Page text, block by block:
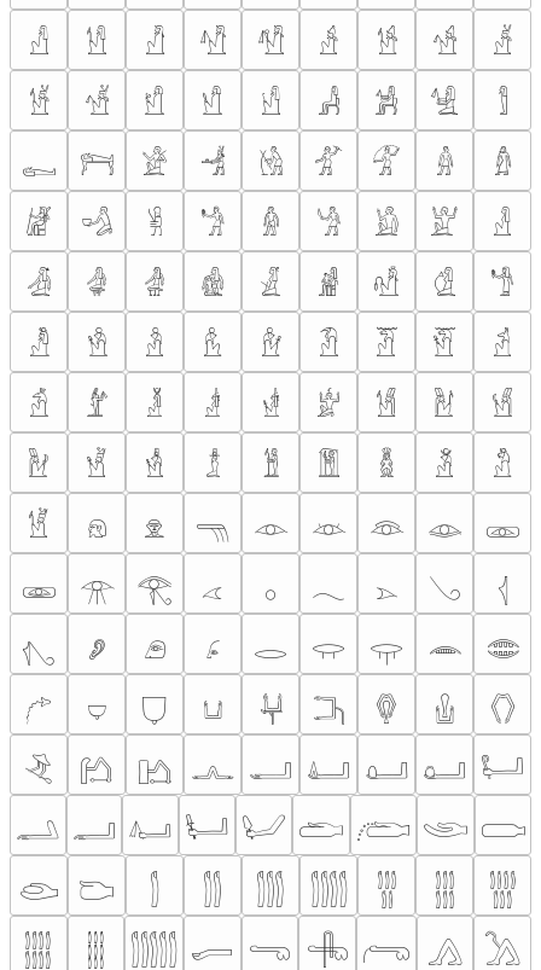
𓀭
𓀮 𓀯 𓀰 𓀱 𓀲 𓀳 𓀴
𓀵
𓀶
𓀷 𓀸 𓀹 𓀺 𓀻 𓀼 𓀽
𓀾
𓀿
𓁀 𓁁 𓁂 𓁃 𓁄 𓁅 𓁆
𓁇
𓁈
𓁉 𓁊 𓁋 𓁌 𓁍 𓁎 𓁏
𓁐
𓁑
𓁒 𓁓 𓁔 𓁕 𓁖 𓁗 𓁘
𓁙
𓁚
𓁛 𓁜 𓁝 𓁞 𓁟 𓁠 𓁡
𓁢
𓁣
𓁤 𓁥 𓁦 𓁧 𓁨 𓁩 𓁪
𓁫
𓁬
𓁭 𓁮 𓁯 𓁰 𓁱 𓁲 𓁳
𓁴
𓁵
𓁶 𓁷 𓁸 𓁹 𓁺 𓁻 𓁼
𓁽
𓁾
𓁿 𓂀 𓂁 𓂂 𓂃 𓂄 𓂅
𓂆
𓂇
𓂈 𓂉 𓂊 𓂋 𓂌 𓂍 𓂎
𓂏
𓂐
𓂑 𓂒 𓂓 𓂔 𓂕 𓂖 𓂗
𓂘
𓂙
𓂚 𓂛 𓂜 𓂝 𓂞 𓂟 𓂠 𓂡
𓂢 𓂣 𓂤 𓂥 𓂦 𓂧 𓂨 𓂩 𓂪
𓂫
𓂬 𓂭 𓂮 𓂯 𓂰 𓂱 𓂲
𓂳
𓂴
𓂵 𓂶 𓂷 𓂸 𓂹 𓂺 𓂻
𓂼